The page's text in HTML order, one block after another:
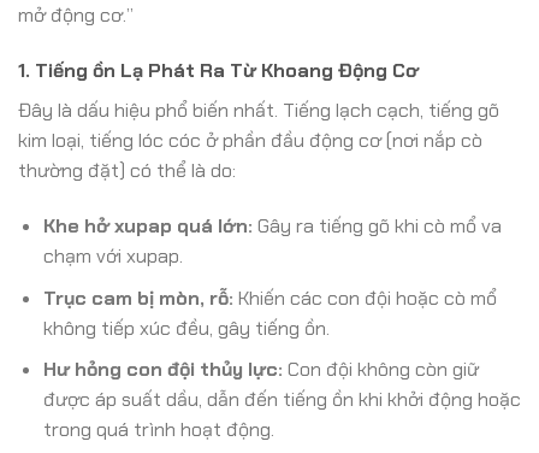
mở động cơ.”
1. Tiếng ồn Lạ Phát Ra Từ Khoang Động Cơ
Đây là dấu hiệu phổ biến nhất. Tiếng lạch cạch, tiếng gõ
kim loại, tiếng lóc cóc ở phần đầu động cơ (nơi nắp cò
thường đặt) có thể là do:
Khe hở xupap quá lớn: Gây ra tiếng gõ khi cò mổ va
chạm với xupap.
Trục cam bị mòn, rỗ: Khiến các con đội hoặc cò mổ
không tiếp xúc đều, gây tiếng ồn.
Hư hỏng con đội thủy lực: Con đội không còn giữ
được áp suất dầu, dẫn đến tiếng ồn khi khởi động hoặc
trong quá trình hoạt động.